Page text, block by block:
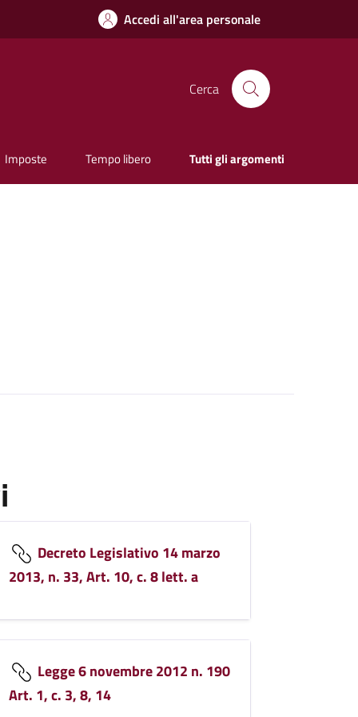
Accedi all'area personale
Cerca
Imposte Tempo libero Tutti gli argomenti
Decreto Legislativo 14 marzo
2013, n. 33, Art. 10, c. 8 lett. a
Legge 6 novembre 2012 n. 190
Art. 1, c. 3, 8, 14